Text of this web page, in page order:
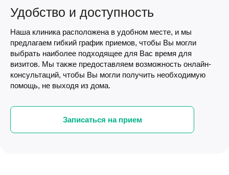
Удобство и доступность
Наша клиника расположена в удобном месте, и мы
предлагаем гибкий график приемов, чтобы Вы могли
выбрать наиболее подходящее для Вас время для
визитов. Мы также предоставляем возможность онлайн-
консультаций, чтобы Вы могли получить необходимую
помощь, не выходя из дома.
Записаться на прием